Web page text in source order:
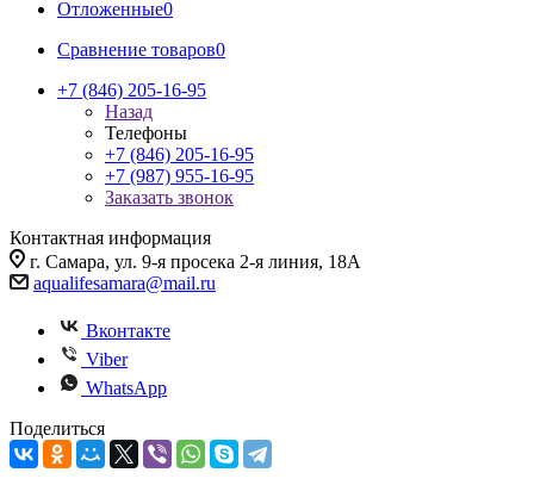
Отложенные0
Сравнение товаров0
+7 (846) 205-16-95
Назад
Телефоны
+7 (846) 205-16-95
+7 (987) 955-16-95
Заказать звонок
Контактная информация
г. Самара, ул. 9-я просека 2-я линия, 18А
aqualifesamara@mail.ru
Вконтакте
Viber
WhatsApp
Поделиться